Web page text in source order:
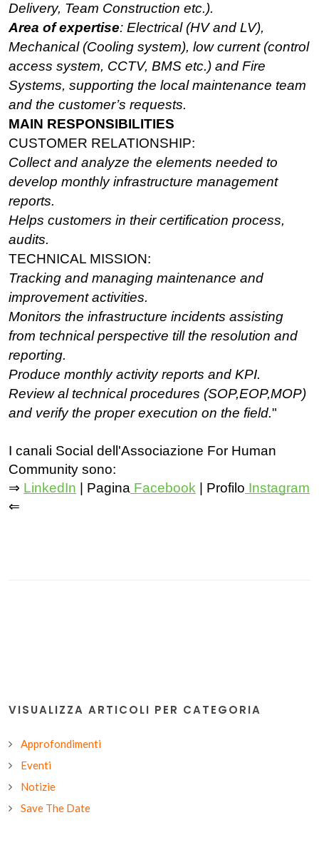
Delivery, Team Construction etc.).
Area of expertise: Electrical (HV and LV),
Mechanical (Cooling system), low current (control
access system, CCTV, BMS etc.) and Fire
Systems, supporting the local maintenance team
and the customer’s requests.
MAIN RESPONSIBILITIES
CUSTOMER RELATIONSHIP:
Collect and analyze the elements needed to
develop monthly infrastructure management
reports.
Helps customers in their certification process,
audits.
TECHNICAL MISSION:
Tracking and managing maintenance and
improvement activities.
Monitors the infrastructure incidents assisting
from technical perspective till the resolution and
reporting.
Produce monthly activity reports and KPI.
Review al technical procedures (SOP,EOP,MOP)
and verify the proper execution on the field."
I canali Social dell'Associazione For Human
Community sono:
⇒ LinkedIn | Pagina Facebook | Profilo Instagram
⇐
VISUALIZZA ARTICOLI PER CATEGORIA
Approfondimenti
Eventi
Notizie
Save The Date